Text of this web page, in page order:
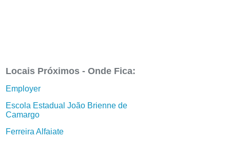
Locais Próximos - Onde Fica:
Employer
Escola Estadual João Brienne de
Camargo
Ferreira Alfaiate